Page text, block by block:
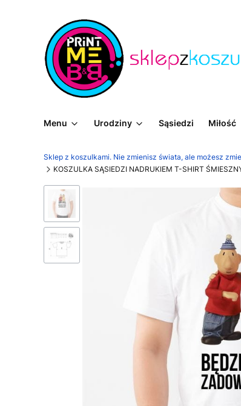
Menu Urodziny Sąsiedzi Miłość
Sklep z koszulkami. Nie zmienisz świata, ale możesz
KOSZULKA SĄSIEDZI NADRUKIEM T-SHIRT